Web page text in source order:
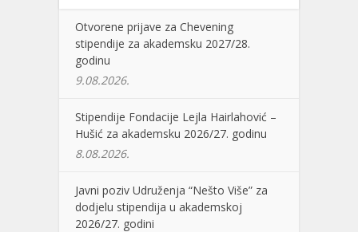
Otvorene prijave za Chevening
stipendije za akademsku 2027/28.
godinu
9.08.2026.
Stipendije Fondacije Lejla Hairlahović –
Hušić za akademsku 2026/27. godinu
8.08.2026.
Javni poziv Udruženja “Nešto Više” za
dodjelu stipendija u akademskoj
2026/27. godini